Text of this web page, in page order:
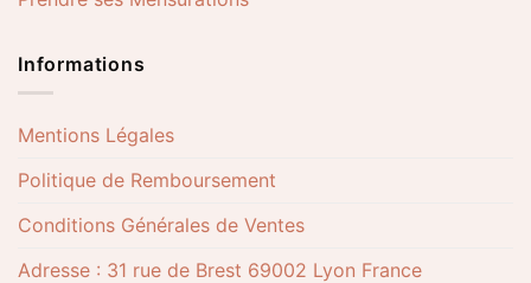
Informations
Mentions Légales
Politique de Remboursement
Conditions Générales de Ventes
Adresse : 31 rue de Brest 69002 Lyon France